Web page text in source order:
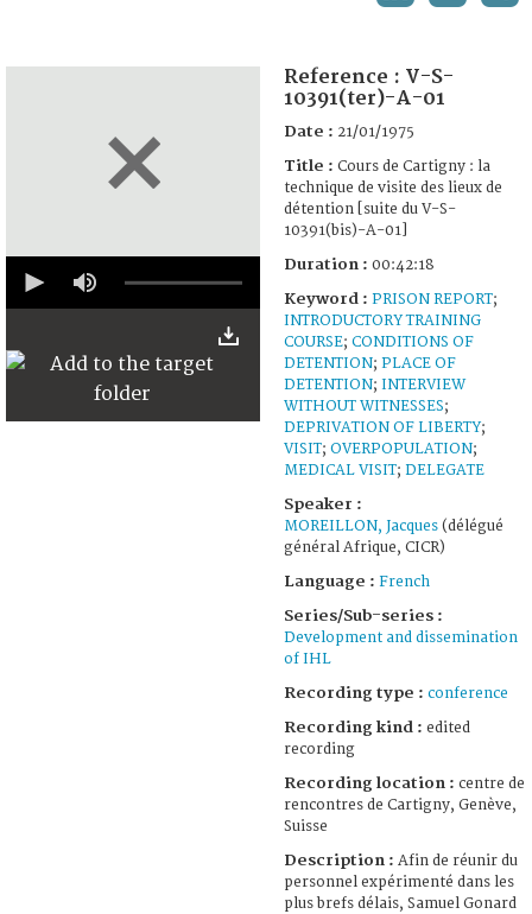
seconds
18
Reference : V-S-
10391(ter)-A-01
Date : 21/01/1975
Title : Cours de Cartigny : la
technique de visite des lieux de
détention [suite du V-S-
10391(bis)-A-01]
Duration : 00:42:18
Keyword : PRISON REPORT;
INTRODUCTORY TRAINING
COURSE; CONDITIONS OF
DETENTION; PLACE OF
DETENTION; INTERVIEW
WITHOUT WITNESSES;
DEPRIVATION OF LIBERTY;
VISIT; OVERPOPULATION;
MEDICAL VISIT; DELEGATE
Speaker :
MOREILLON, Jacques (délégué
général Afrique, CICR)
Language : French
Series/Sub-series :
Development and dissemination
of IHL
Recording type : conference
Recording kind : edited
recording
Recording location : centre de
rencontres de Cartigny, Genève,
Suisse
Description : Afin de réunir du
personnel expérimenté dans les
plus brefs délais, Samuel Gonard